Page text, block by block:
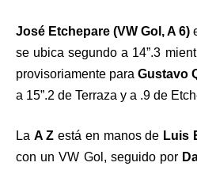
José Etchepare (VW Gol, A 6)
se ubica segundo a 14”.3
provisoriamente paraGustavo
a 15”.2 de Terraza y a .9 de
La A Z está en manos de Luis
con un VW Gol, seguido por